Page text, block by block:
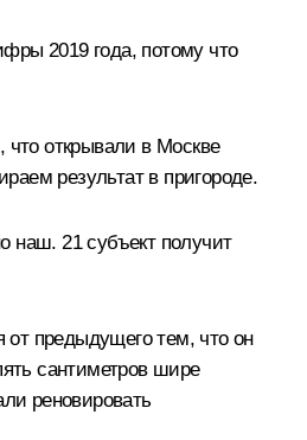
2019 года, потому что
открывали в Москве
результат в пригороде.
наш. 21 субъект получит
от предыдущего тем, что он
сантиметров шире
реновировать